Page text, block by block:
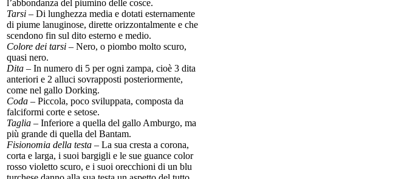
l’abbondanza del piumino delle cosce.
Tarsi – Di lunghezza media e dotati esternamente
di piume lanuginose, dirette orizzontalmente e che
scendono fin sul dito esterno e medio.
Colore dei tarsi – Nero, o piombo molto scuro,
quasi nero.
Dita – In numero di 5 per ogni zampa, cioè 3 dita
anteriori e 2 alluci sovrapposti posteriormente,
come nel gallo Dorking.
Coda – Piccola, poco sviluppata, composta da
falciformi corte e setose.
Taglia – Inferiore a quella del gallo Amburgo, ma
più grande di quella del Bantam.
Fisionomia della testa – La sua cresta a corona,
corta e larga, i suoi bargigli e le sue guance color
rosso violetto scuro, e i suoi orecchioni di un blu